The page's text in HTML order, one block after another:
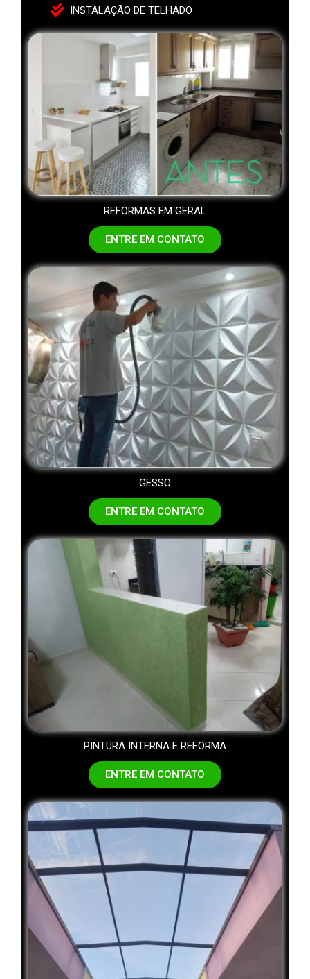
INSTALAÇÃO DE TELHADO
REFORMAS EM GERAL
ENTRE EM CONTATO
GESSO
ENTRE EM CONTATO
PINTURA INTERNA E REFORMA
ENTRE EM CONTATO